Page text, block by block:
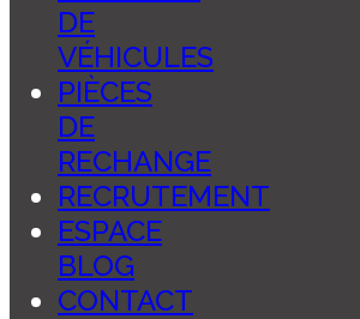
DE
VÉHICULES
PIÈCES
DE
RECHANGE
RECRUTEMENT
ESPACE
BLOG
CONTACT